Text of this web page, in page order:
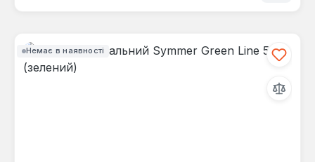
Немає в наявності